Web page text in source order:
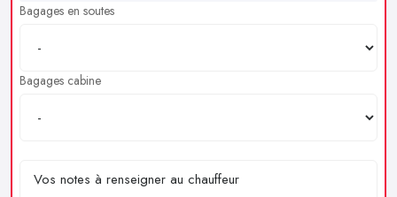
Bagages en soutes
Bagages cabine